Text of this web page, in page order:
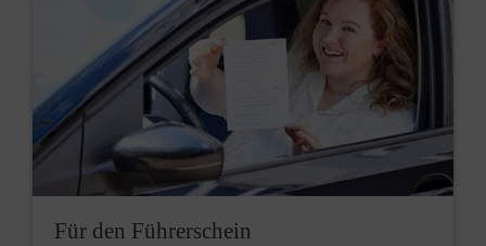
Für den Führerschein